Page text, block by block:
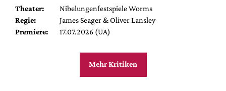
Theater:
Nibelungenfestspiele Worms
Regie:
James Seager & Oliver Lansley
Premiere:
17.07.2026 (UA)
Mehr Kritiken